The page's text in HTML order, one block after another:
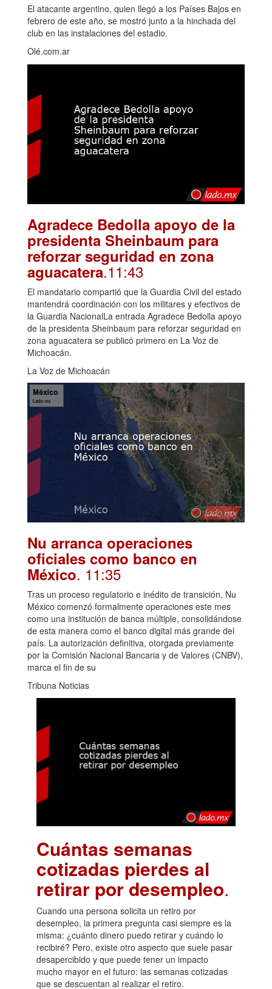
El atacante argentino, quien llegó a los Países Bajos en
febrero de este año, se mostró junto a la hinchada del
club en las instalaciones del estadio.
Olé.com.ar
Agradece Bedolla apoyo de la
presidenta Sheinbaum para
reforzar seguridad en zona
aguacatera.11:43
El mandatario compartió que la Guardia Civil del estado
mantendrá coordinación con los militares y efectivos de
la Guardia NacionalLa entrada Agradece Bedolla apoyo
de la presidenta Sheinbaum para reforzar seguridad en
zona aguacatera se publicó primero en La Voz de
Michoacán.
La Voz de Michoacán
Nu arranca operaciones
oficiales como banco en
México. 11:35
Tras un proceso regulatorio e inédito de transición, Nu
México comenzó formalmente operaciones este mes
como una institución de banca múltiple, consolidándose
de esta manera como el banco digital más grande del
país. La autorización definitiva, otorgada previamente
por la Comisión Nacional Bancaria y de Valores (CNBV),
marca el fin de su
Tribuna Noticias
Cuántas semanas
cotizadas pierdes al
retirar por desempleo.
Cuando una persona solicita un retiro por
desempleo, la primera pregunta casi siempre es la
misma: ¿cuánto dinero puedo retirar y cuándo lo
recibiré? Pero, existe otro aspecto que suele pasar
desapercibido y que puede tener un impacto
mucho mayor en el futuro: las semanas cotizadas
que se descuentan al realizar el retiro.